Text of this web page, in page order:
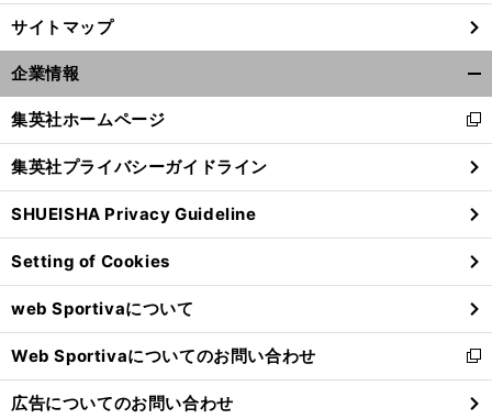
サイトマップ
企業情報
閉
る
集英社ホームページ
新
し
い
ウ
ィ
ン
ド
ウ
で
開
く
集英社プライバシーガイドライン
SHUEISHA Privacy Guideline
Setting of Cookies
web Sportivaについて
Web Sportivaについてのお問い合わせ
新
し
い
広告についてのお問い合わせ